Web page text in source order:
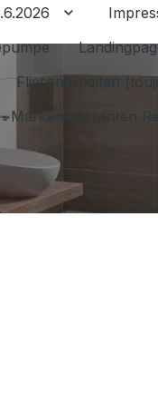
umschalten
Untermenü
Fliesenarbeiten
Markenlieferanten